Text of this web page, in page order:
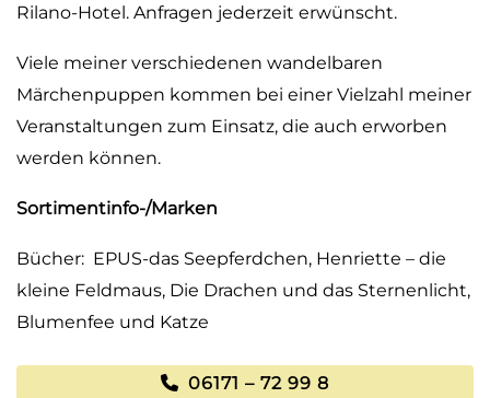
Rilano-Hotel. Anfragen jederzeit erwünscht.
Viele meiner verschiedenen wandelbaren
Märchenpuppen kommen bei einer Vielzahl meiner
Veranstaltungen zum Einsatz, die auch erworben
werden können.
Sortimentinfo-/Marken
Bücher: EPUS-das Seepferdchen, Henriette – die
kleine Feldmaus, Die Drachen und das Sternenlicht,
Blumenfee und Katze
06171 – 72 99 8